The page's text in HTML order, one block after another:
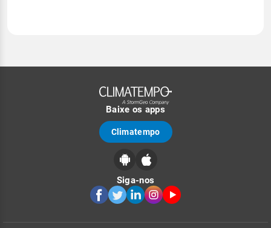
Baixe os apps
Climatempo
Siga-nos